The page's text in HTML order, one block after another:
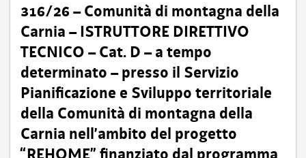
316/26 – Comunità di montagna della
Carnia – ISTRUTTORE DIRETTIVO
TECNICO – Cat. D – a tempo
determinato – presso il Servizio
Pianificazione e Sviluppo territoriale
della Comunità di montagna della
Carnia nell’ambito del progetto